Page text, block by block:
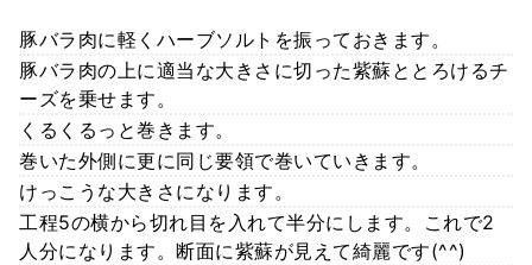
豚バラ肉に軽くハーブソルトを振っておきます。
豚バラ肉の上に適当な大きさに切った紫蘇ととろけるチ
ーズを乗せます。
くるくるっと巻きます。
巻いた外側に更に同じ要領で巻いていきます。
けっこうな大きさになります。
工程5の横から切れ目を入れて半分にします。これで2
人分になります。断面に紫蘇が見えて綺麗です(^^)